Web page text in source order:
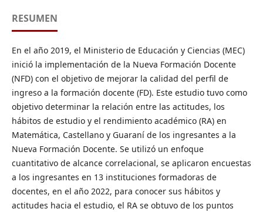
RESUMEN
En el año 2019, el Ministerio de Educación y Ciencias (MEC)
inició la implementación de la Nueva Formación Docente
(NFD) con el objetivo de mejorar la calidad del perfil de
ingreso a la formación docente (FD). Este estudio tuvo como
objetivo determinar la relación entre las actitudes, los
hábitos de estudio y el rendimiento académico (RA) en
Matemática, Castellano y Guaraní de los ingresantes a la
Nueva Formación Docente. Se utilizó un enfoque
cuantitativo de alcance correlacional, se aplicaron encuestas
a los ingresantes en 13 instituciones formadoras de
docentes, en el año 2022, para conocer sus hábitos y
actitudes hacia el estudio, el RA se obtuvo de los puntos